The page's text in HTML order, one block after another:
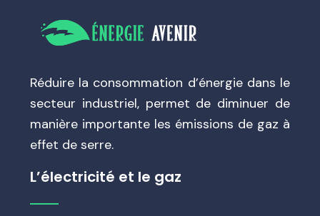
Réduire la consommation d’énergie dans le
secteur industriel, permet de diminuer de
manière importante les émissions de gaz à
effet de serre.
L’électricité et le gaz